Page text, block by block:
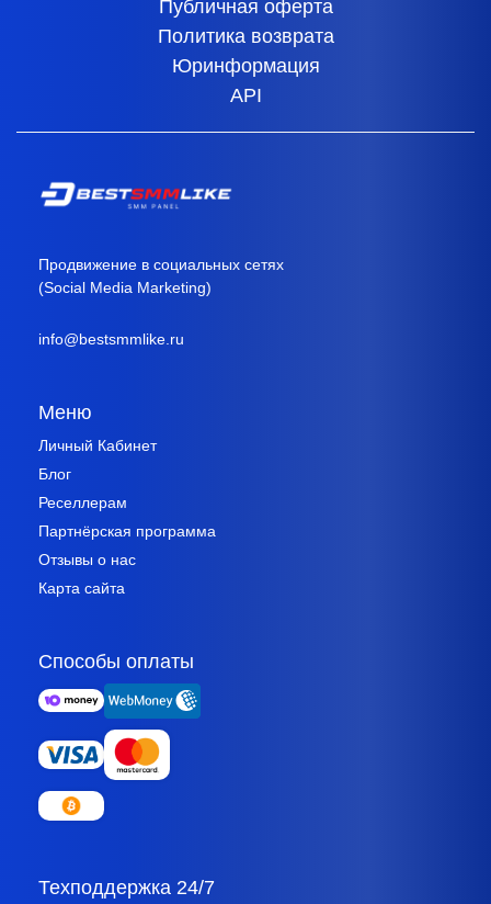
Публичная оферта
Политика возврата
Юринформация
API
Продвижение в социальных сетях
(Social Media Marketing)
info@bestsmmlike.ru
Меню
Личный Кабинет
Блог
Реселлерам
Партнёрская программа
Отзывы о нас
Карта сайта
Способы оплаты
Техподдержка 24/7